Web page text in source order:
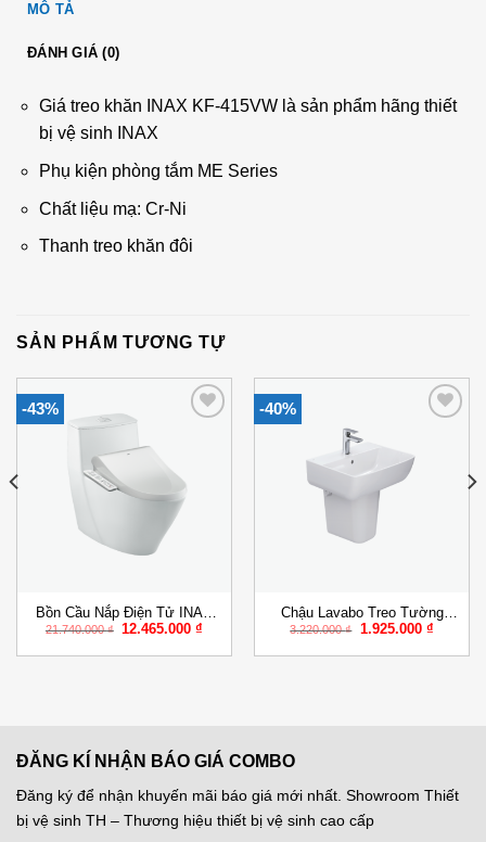
MÔ TẢ
ĐÁNH GIÁ (0)
Giá treo khăn INAX KF-415VW là sản phẩm hãng thiết
bị vệ sinh INAX
Phụ kiện phòng tắm ME Series
Chất liệu mạ: Cr-Ni
Thanh treo khăn đôi
SẢN PHẨM TƯƠNG TỰ
-43%
Wishlist
Bồn Cầu Nắp Điện Tử INAX
AC-919R/CW-H18VN
21.740.000₫ Giá
là:
12.465.000₫
tại
-40%
Chậu Lavabo Treo Tường
Inax AL-312V/L-298VC Aqua
3.220.000₫
Giá
là:
1.925.000 ₫Giá
tại
ĐĂNG KÍ NHẬN BÁO GIÁ COMBO
Đăng ký để nhận khuyến mãi báo giá mới nhất. Showroom Thiết
bị vệ sinh TH – Thương hiệu thiết bị vệ sinh cao cấp